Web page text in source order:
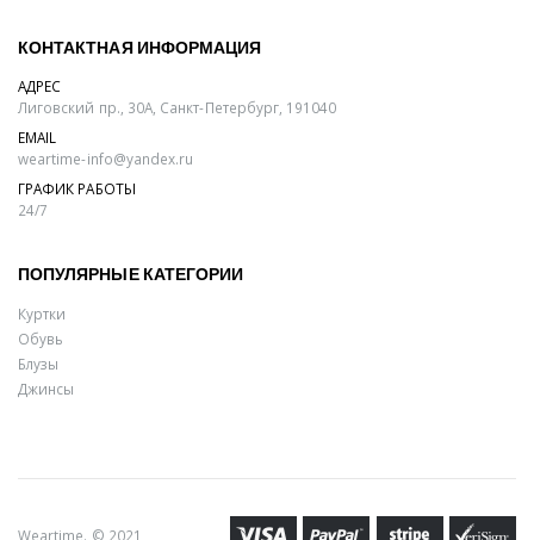
КОНТАКТНАЯ ИНФОРМАЦИЯ
АДРЕС
Лиговский пр., 30А, Санкт-Петербург, 191040
EMAIL
weartime-info@yandex.ru
ГРАФИК РАБОТЫ
24/7
ПОПУЛЯРНЫЕ КАТЕГОРИИ
Куртки
Обувь
Блузы
Джинсы
Weartime. © 2021